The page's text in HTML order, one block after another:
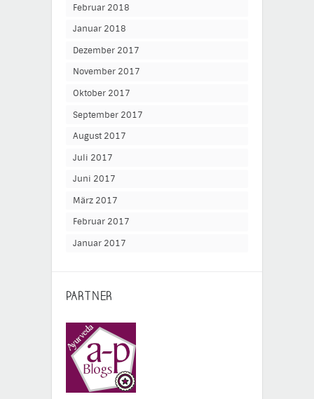
Februar 2018
Januar 2018
Dezember 2017
November 2017
Oktober 2017
September 2017
August 2017
Juli 2017
Juni 2017
März 2017
Februar 2017
Januar 2017
PARTNER